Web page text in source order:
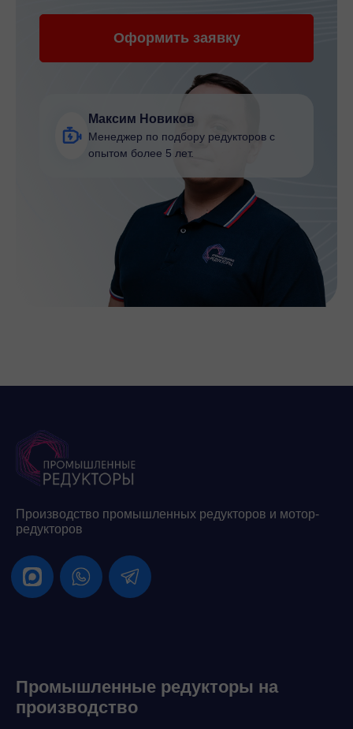
Оформить заявку
Максим Новиков
Менеджер по подбору редукторов с
опытом более 5 лет.
Производство промышленных редукторов и мотор-
редукторов
Промышленные редукторы на
производство